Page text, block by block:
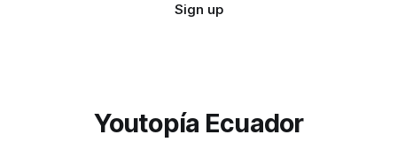
Sign up
Youtopía Ecuador